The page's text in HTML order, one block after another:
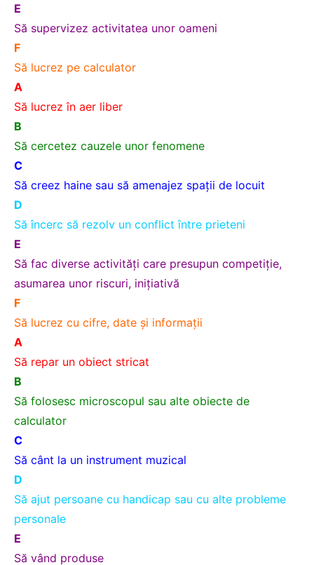
E
Să supervizez activitatea unor oameni
F
Să lucrez pe calculator
A
Să lucrez în aer liber
B
Să cercetez cauzele unor fenomene
C
Să creez haine sau să amenajez spaţii de locuit
D
Să încerc să rezolv un conflict între prieteni
E
Să fac diverse activităţi care presupun competiţie,
asumarea unor riscuri, iniţiativă
F
Să lucrez cu cifre, date şi informaţii
A
Să repar un obiect stricat
B
Să folosesc microscopul sau alte obiecte de
calculator
C
Să cânt la un instrument muzical
D
Să ajut persoane cu handicap sau cu alte probleme
personale
E
Să vând produse